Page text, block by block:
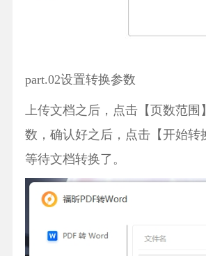
part.02设置转换参数
上传文档之后，点击【页数范围
数，确认好之后，点击【开始转
等待文档转换了。